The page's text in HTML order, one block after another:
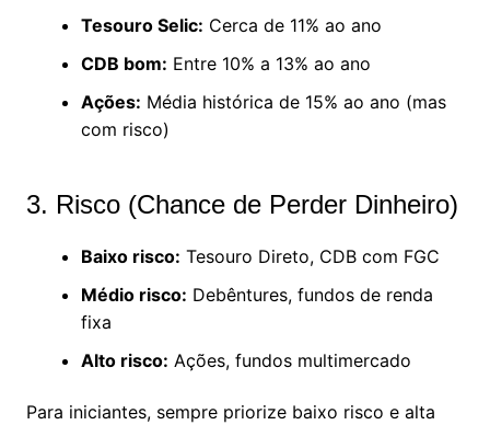
Tesouro Selic: Cerca de 11% ao ano
CDB bom: Entre 10% a 13% ao ano
Ações: Média histórica de 15% ao ano (mas
com risco)
3. Risco (Chance de Perder Dinheiro)
Baixo risco: Tesouro Direto, CDB com FGC
Médio risco: Debêntures, fundos de renda
fixa
Alto risco: Ações, fundos multimercado
Para iniciantes, sempre priorize baixo risco e alta